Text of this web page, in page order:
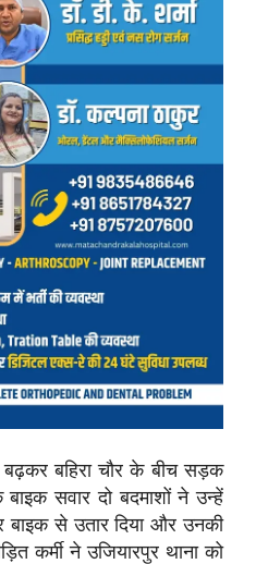
बहिरा चौर के बीच सड़क
सवार दो बदमाशों ने उन्हें
से उतार दिया और उनकी
कर्मी ने उजियारपुर थाना को